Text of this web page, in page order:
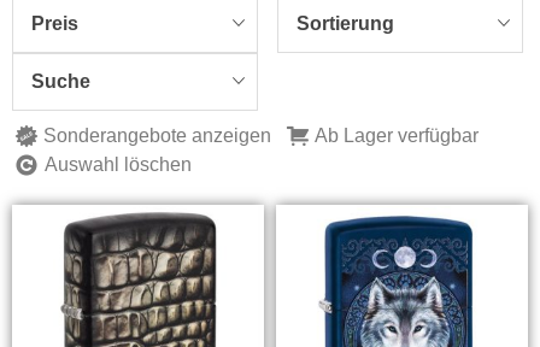
Preis Sortierung
Suche
Sonderangebote anzeigen
Ab Lager verfügbar
Auswahl löschen